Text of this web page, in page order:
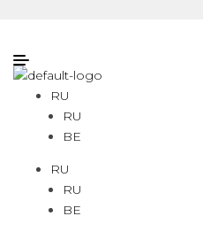
RU
RU
BE
RU
RU
BE